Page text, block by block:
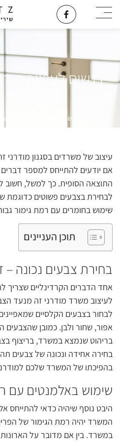
דגשים לעיצוב
משרד אדריכלים דגשים
עיצוב של משרדים בסגנון מודרני
אם יודעים להתייחס למספר דברים
התוצאה הסופית. כך למשל,
לבחירת בצבעים פשוטים כדוגמת
שימוש בחומרים עם רמת גימור
תוכן העניינים
בחירת צבעים נכונה
אחד הדברים הקרדינליים שצריך
לעיצוב משרד מודרני זה מנעד
לבחור בצבעים הקלסיים
אפור, שחור ולבן. כמובן שהצבעים
בריהוט שנמצא במשרד, בריצוף
בחירה אחידה ונכונה של צבעים
בהפיכתו של המשרד שלכם
שימוש באלמנטים עם
היבט נוסף שיהיה כדאי להתייחס
המשרד יהיה רמת הגימור של
במשרד. בין אם מדובר על הארונות